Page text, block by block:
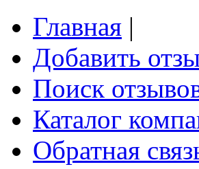
Главная |
Добавить
Поиск
Каталог
Обратная